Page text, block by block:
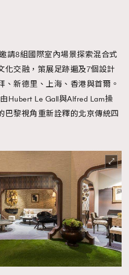
邀請8組國際室內場景探索混合式
化交融，策展足跡遍及7個設計
、新德里、上海、香港與首爾。
Hubert Le Gall與Alfred Lam操
巴黎視角重新詮釋的北京傳統四